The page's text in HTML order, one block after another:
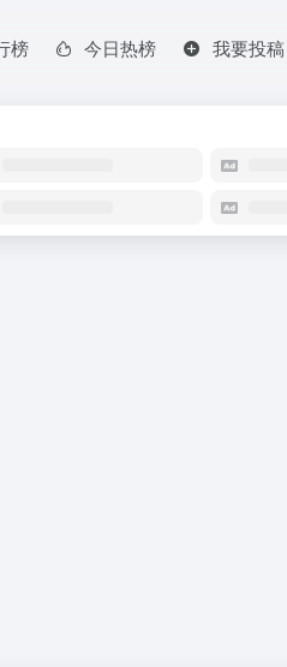
榜 今日热榜 我要投稿